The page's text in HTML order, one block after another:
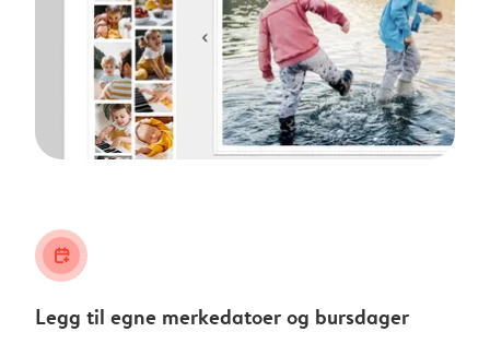
calendar_plus
Legg til egne merkedatoer og bursdager